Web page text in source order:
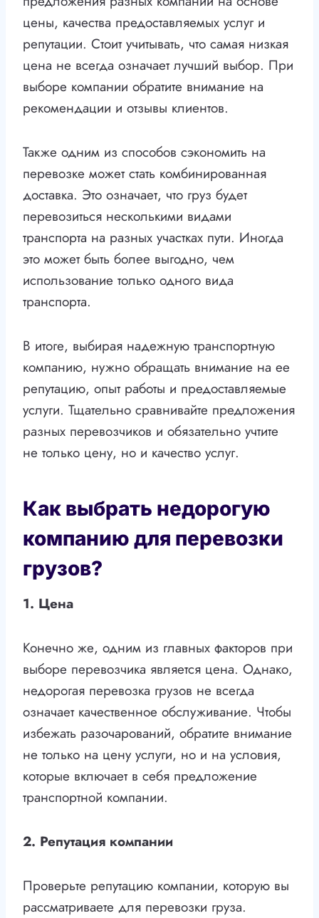
цены, качества предоставляемых услуг и
репутации. Стоит учитывать, что самая низкая
цена не всегда означает лучший выбор. При
выборе компании обратите внимание на
рекомендации и отзывы клиентов.
Также одним из способов сэкономить на
перевозке может стать комбинированная
доставка. Это означает, что груз будет
перевозиться несколькими видами
транспорта на разных участках пути. Иногда
это может быть более выгодно, чем
использование только одного вида
транспорта.
В итоге, выбирая надежную транспортную
компанию, нужно обращать внимание на ее
репутацию, опыт работы и предоставляемые
услуги. Тщательно сравнивайте предложения
разных перевозчиков и обязательно учтите
не только цену, но и качество услуг.
Как выбрать недорогую
компанию для перевозки
грузов?
1. Цена
Конечно же, одним из главных факторов при
выборе перевозчика является цена. Однако,
недорогая перевозка грузов не всегда
означает качественное обслуживание. Чтобы
избежать разочарований, обратите внимание
не только на цену услуги, но и на условия,
которые включает в себя предложение
транспортной компании.
2. Репутация компании
Проверьте репутацию компании, которую вы
рассматриваете для перевозки груза.